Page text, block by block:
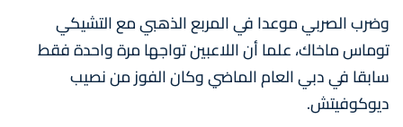
وضرب الصربي موعدا في المربع الذهبي مع التشيكي
توماس ماخاك، علما أن اللاعبين تواجها مرة واحدة فقط
سابقا في دبي العام الماضي وكان الفوز من نصيب
ديوكوفيتش.